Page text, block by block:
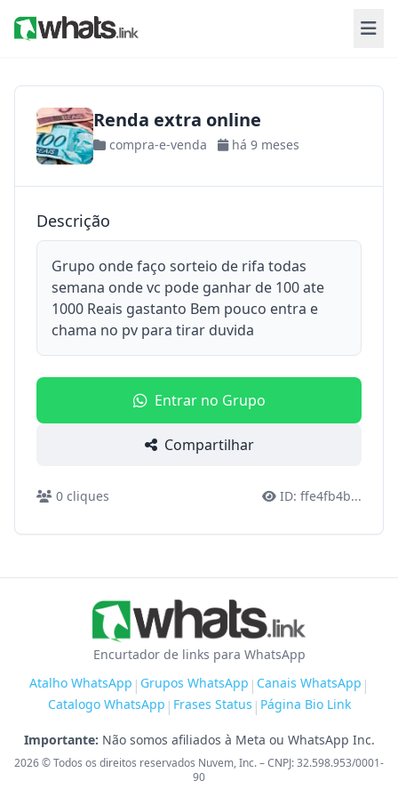
Renda extra online
compra-e-venda há 9 meses
Descrição
Grupo onde faço sorteio de rifa todas
semana onde vc pode ganhar de 100 ate
1000 Reais gastanto Bem pouco entra e
chama no pv para tirar duvida
Entrar no Grupo
Compartilhar
0 cliques ID: ffe4fb4b...
Encurtador de links para WhatsApp
Atalho WhatsApp | Grupos WhatsApp | Canais WhatsApp |
Catalogo WhatsApp | Frases Status | Página Bio Link
Importante: Não somos afiliados à Meta ou WhatsApp Inc.
2026© Todos os direitos reservados Nuvem, Inc. – CNPJ: 32.598.953/0001-
90